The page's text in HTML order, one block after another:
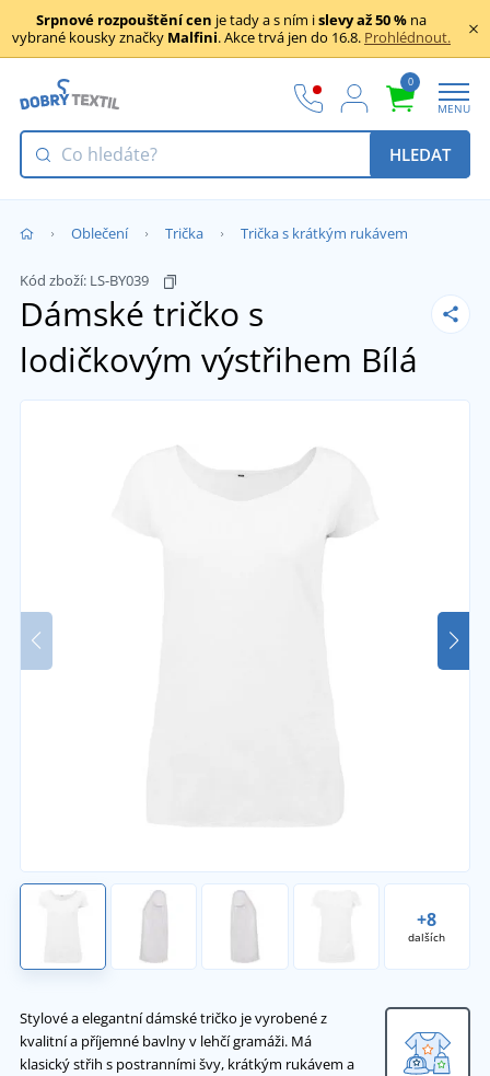
Srpnové rozpouštění cen je tady a s ním islevy až 50 % na
vybrané kousky značky Malfini. Akce trvá jen do 16.8. Prohlédnout.
0
MENU
HLEDAT
Oblečení Trička Trička s krátkým rukávem
Kód zboží: LS-BY039
Dámské tričko s
lodičkovým výstřihem Bílá
+8
dalších
Stylové a elegantní dámské tričko je vyrobené z
kvalitní a příjemné bavlny v lehčí gramáži. Má
klasický střih s postranními švy, krátkým rukávem a